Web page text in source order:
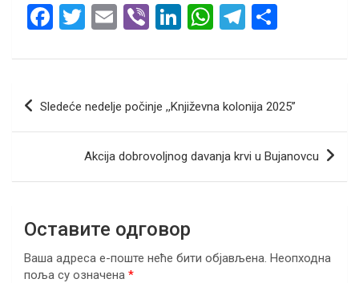
F
ce
b
o
T
tt
er
E
ail
Vi
er
Li
ke
dI
n
W
at
s
A
p
p
T
e
gr
a
m
ar
e
Кретање
Sledeće nedelje počinje ,,Književna kolonija 2025”
Akcija dobrovoljnog davanja krvi u Bujanovcu
Оставите одговор
Ваша адреса е-поште неће бити објављена. Неопходна
поља су означена *